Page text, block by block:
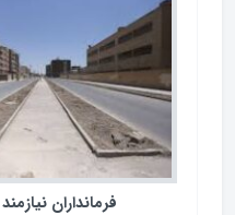
ردپای مجلس
سه‌شنبه, ام آبان ۱۴۰۴